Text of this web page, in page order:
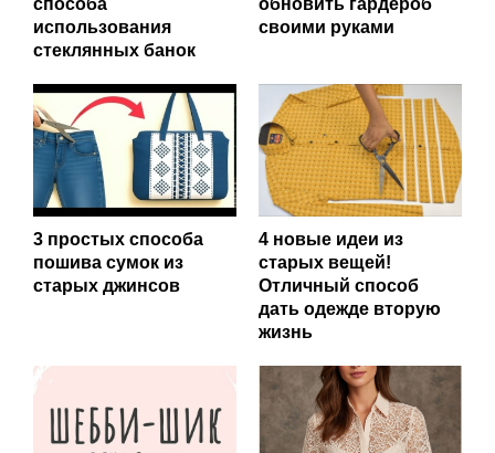
использования
стеклянных банок
своими руками
3 простых способа
пошива сумок из
старых джинсов
4 новые идеи из
старых вещей!
Отличный способ
дать одежде вторую
жизнь